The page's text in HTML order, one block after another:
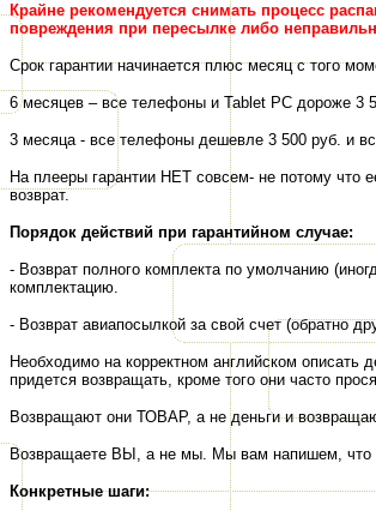
Крайне рекомендуется снимать процесс
повреждения при пересылке либо
Срок гарантии начинается плюс месяц с того
6 месяцев – все телефоны и Tablet PC дороже 3
3 месяца - все телефоны дешевле 3 500 руб. и
На плееры гарантии НЕТ совсем- не потому что
возврат.
Порядок действий при гарантийном случае:
- Возврат полного комплекта по умолчанию
комплектацию.
- Возврат авиапосылкой за свой счет (обратно
Необходимо на корректном английском описать
придется возвращать, кроме того они часто
Возвращают они ТОВАР, а не деньгии
Возвращаете ВЫ, а не мы. Мы вам напишем,
Конкретные шаги: